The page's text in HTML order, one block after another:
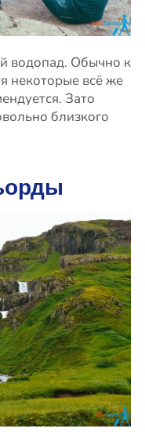
водопад. Обычно к
некоторые всё же
Зато
близкого